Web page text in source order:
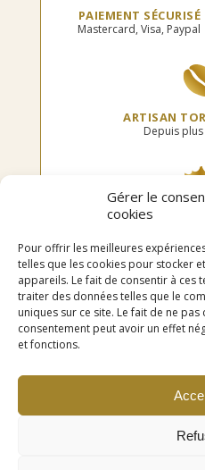
Gérer le
cookies
Pour offrir les meilleures
telles que les cookies pour stocker
appareils. Le fait de consentir à ces
traiter des données telles que le
uniques sur ce site. Le fait de ne
consentement peut avoir un effet
et fonctions.
PAIEMENT SÉCURISÉ
Mastercard, Visa, Paypal
ARTISAN
Depuis
TORRÉFIÉ
en point relais